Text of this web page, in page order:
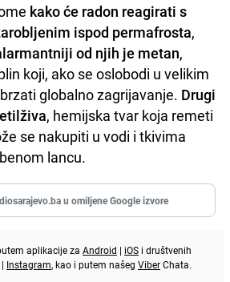
kako će radon reagirati s
ispod permafrosta,
od njih je metan,
koji, ako se oslobodi u velikim
globalno zagrijavanje. Drugi
, hemijska tvar koja remeti
se nakupiti u vodi i tkivima
lancu.
u omiljene Google izvore
aplikacije za Android | iOS i društvenih
| Instagram, kao i putem našeg ViberChata.